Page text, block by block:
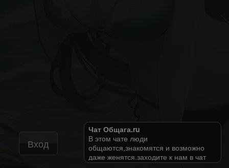
Вход
Чат Общага.ru
В этом чате люди
общаются,знакомятся и возможно
даже женятся.заходите к нам в чат
примем по тёплому!